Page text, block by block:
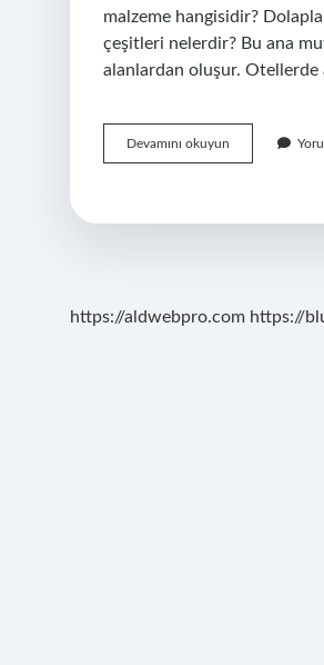
malzeme hangisidir?
çeşitleri nelerdir? Bu ana
alanlardan oluşur. Otellerde
Devamını okuyun
Çeşitleri
https://aldwebpro.com https://